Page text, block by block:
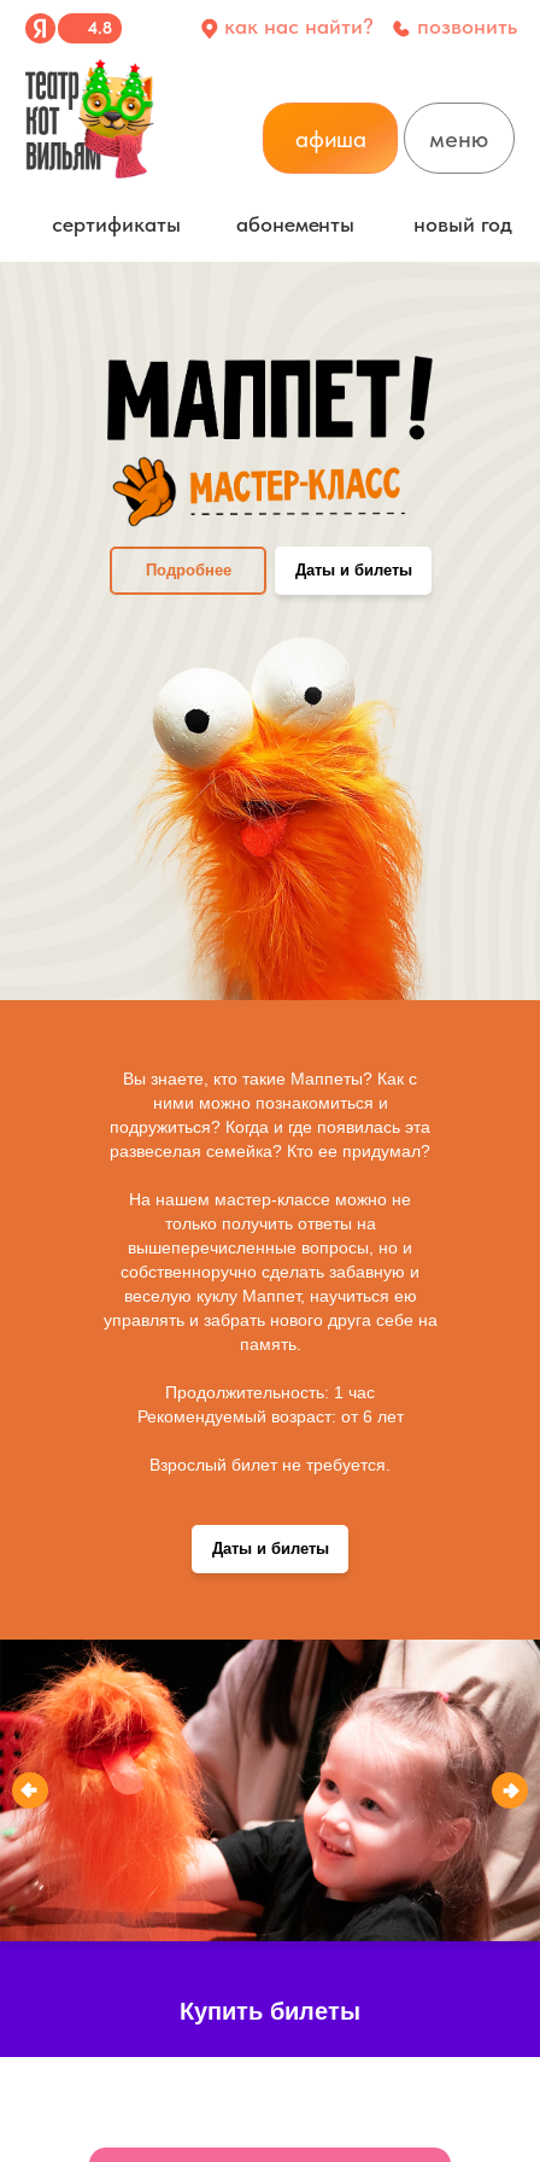
как нас найти? позвонить
меню
сертификаты
4.8
Даты и билеты
Подробнее
Вы знаете, кто такие Маппеты? Как с
ними можно познакомиться и
подружиться? Когда и где появилась эта
развеселая семейка? Кто ее придумал?
На нашем мастер-классе можно не
только получить ответы на
вышеперечисленные вопросы, но и
собственноручно сделать забавную и
веселую куклу Маппет, научиться ею
управлять и забрать нового друга себе на
память.
Продолжительность: 1 час
Рекомендуемый возраст: от 6 лет
Взрослый билет не требуется.
Даты и билеты
Купить билеты